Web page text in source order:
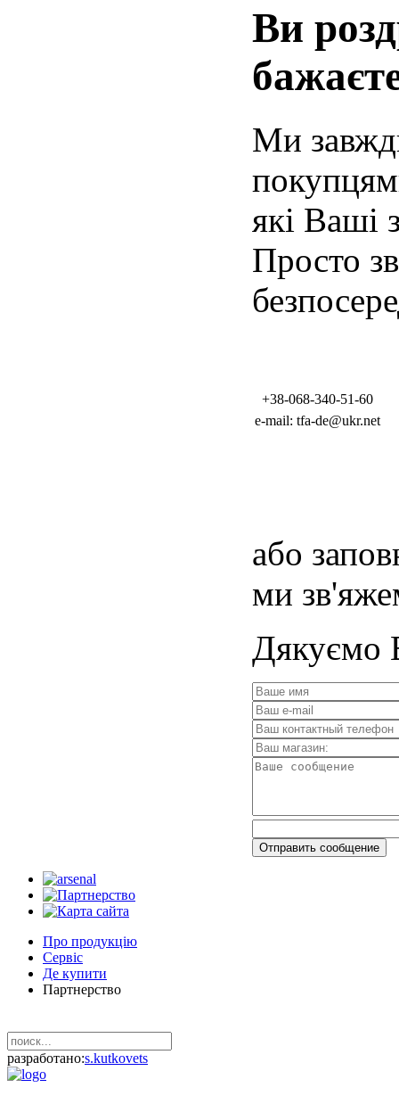
Ви
Ми
які Ваші
Просто
+38-068-340-51-60
e-mail: tfa-de@ukr.net
або
ми
Дякуємо
Про продукцію
Сервіс
Де купити
Партнерство
разработано:s.kutkovets